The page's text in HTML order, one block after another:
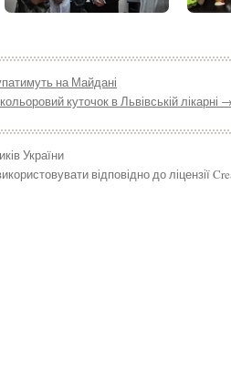
на Майдані
куточок в Львівській лікарні
України
відповідно до ліцензії